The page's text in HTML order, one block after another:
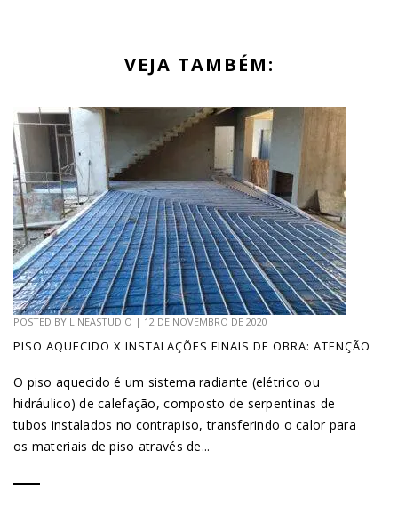
VEJA TAMBÉM:
POSTED BY LINEASTUDIO | 12 DE NOVEMBRO DE 2020
PISO AQUECIDO X INSTALAÇÕES FINAIS DE OBRA: ATENÇÃO
O piso aquecido é um sistema radiante (elétrico ou
hidráulico) de calefação, composto de serpentinas de
tubos instalados no contrapiso, transferindo o calor para
os materiais de piso através de...